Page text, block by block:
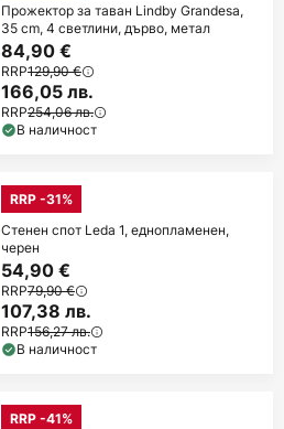
Прожектор за таван Lindby Grandesa,
35 cm, 4 светлини, дърво, метал
84,90 €
RRP129,90 €
166,05 лв.
RRP254,06 лв.
В наличност
RRP -31%
Стенен спот Leda 1, еднопламенен,
черен
54,90 €
RRP79,90 €
107,38 лв.
RRP156,27 лв.
В наличност
RRP -41%